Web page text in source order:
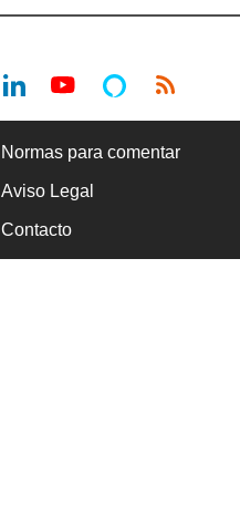
Normas para comentar
Aviso Legal
Contacto